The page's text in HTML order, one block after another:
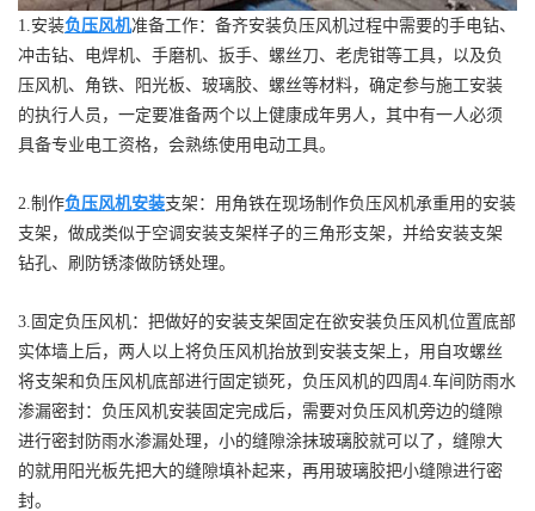
1.安装负压风机准备工作：备齐安装负压风机过程中需要的手电钻、
冲击钻、电焊机、手磨机、扳手、螺丝刀、老虎钳等工具，以及负
压风机、角铁、阳光板、玻璃胶、螺丝等材料，确定参与施工安装
的执行人员，一定要准备两个以上健康成年男人，其中有一人必须
具备专业电工资格，会熟练使用电动工具。
2.制作负压风机安装支架：用角铁在现场制作负压风机承重用的安装
支架，做成类似于空调安装支架样子的三角形支架，并给安装支架
钻孔、刷防锈漆做防锈处理。
3.固定负压风机：把做好的安装支架固定在欲安装负压风机位置底部
实体墙上后，两人以上将负压风机抬放到安装支架上，用自攻螺丝
将支架和负压风机底部进行固定锁死，负压风机的四周4.车间防雨水
渗漏密封：负压风机安装固定完成后，需要对负压风机旁边的缝隙
进行密封防雨水渗漏处理，小的缝隙涂抹玻璃胶就可以了，缝隙大
的就用阳光板先把大的缝隙填补起来，再用玻璃胶把小缝隙进行密
封。